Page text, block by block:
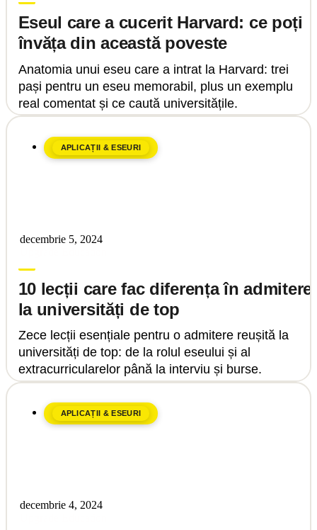
Eseul care a cucerit Harvard: ce poți
învăța din această poveste
Anatomia unui eseu care a intrat la Harvard: trei
pași pentru un eseu memorabil, plus un exemplu
real comentat și ce caută universitățile.
APLICAȚII & ESEURI
decembrie 5, 2024
10 lecții care fac diferența în
la universități de top
Zece lecții esențiale pentru o admitere reușită la
universități de top: de la rolul eseului și al
extracurricularelor până la interviu și burse.
APLICAȚII & ESEURI
decembrie 4, 2024